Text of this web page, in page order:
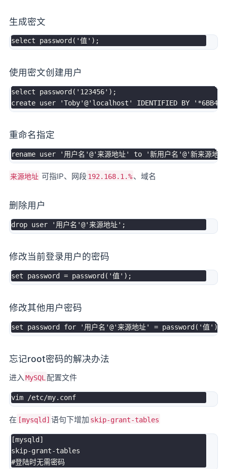
生成密文
select password ( '值' ) ;
使用密文创建用户
select password ( '123456' ) ;
create user 'Toby'@'localhost ' IDENTIFIED BY ' *6
重命名指定
rename user '用户名'@'来源地址' to '新用户名 '@'新来源地
来源地址 可指IP、网段192.168.1.%、域名
删除用户
drop user '用户名'@'来源地址' ;
修改当前登录用户的密码
set password = password ( '值' ) ;
修改其他用户密码
set password for '用户名'@'来源地址' = password('值' )
忘记root密码的解决办法
进入MySQL配置文件
vim /etc/my.
在 [mysqld] 语句下增加 skip-grant-tables
[mysqld ]
skip-grant-tables
#登陆时无需密码